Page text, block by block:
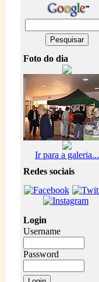
Foto do dia
Ir para a galeria...
Redes sociais
Login
Username
Password